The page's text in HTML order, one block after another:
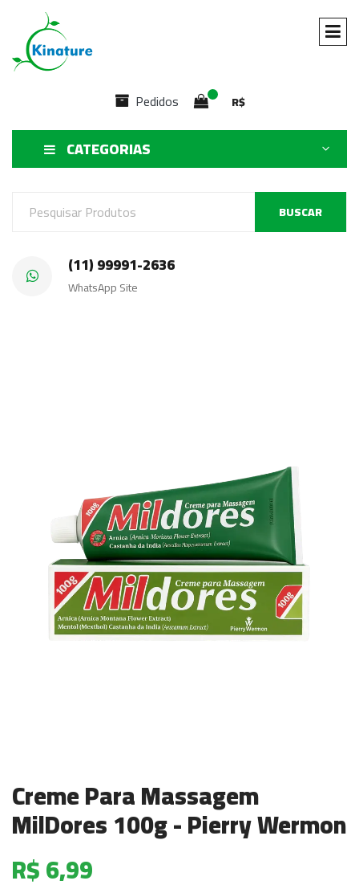
Pedidos R$
CATEGORIAS
BUSCAR
(11) 99991-2636
WhatsApp Site
Creme Para Massagem
MilDores 100g - Pierry Wermon
R$ 6,99